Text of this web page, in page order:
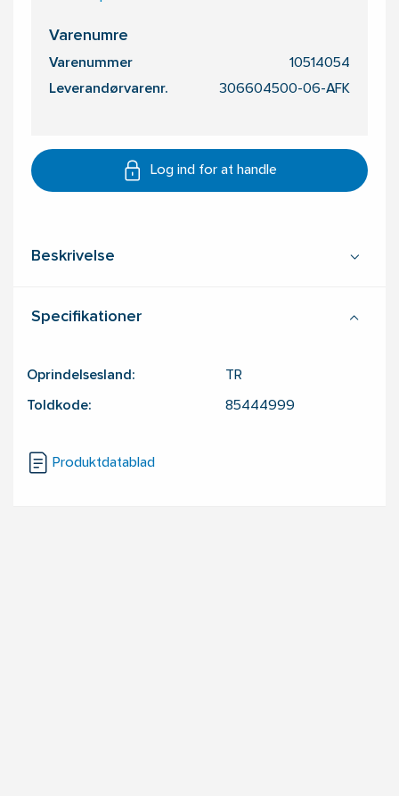
Varenumre
Varenummer 10514054
Leverandørvarenr. 306604500-06-AFK
Log ind for at handle
Beskrivelse
Specifikationer
Oprindelsesland: TR
Toldkode: 85444999
Produktdatablad